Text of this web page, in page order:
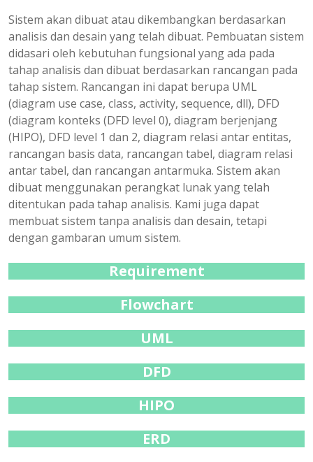
Sistem akan dibuat atau dikembangkan berdasarkan
analisis dan desain yang telah dibuat. Pembuatan sistem
didasari oleh kebutuhan fungsional yang ada pada
tahap analisis dan dibuat berdasarkan rancangan pada
tahap sistem. Rancangan ini dapat berupa UML
(diagram use case, class, activity, sequence, dll), DFD
(diagram konteks (DFD level 0), diagram berjenjang
(HIPO), DFD level 1 dan 2, diagram relasi antar entitas,
rancangan basis data, rancangan tabel, diagram relasi
antar tabel, dan rancangan antarmuka. Sistem akan
dibuat menggunakan perangkat lunak yang telah
ditentukan pada tahap analisis. Kami juga dapat
membuat sistem tanpa analisis dan desain, tetapi
dengan gambaran umum sistem.
Requirement
Flowchart
UML
DFD
HIPO
ERD